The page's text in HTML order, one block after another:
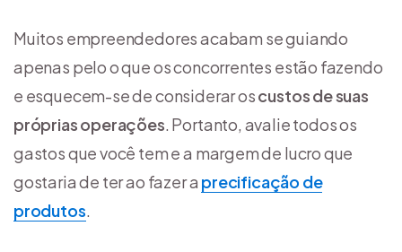
Muitos empreendedores acabam se guiando
apenas pelo o que os concorrentes estão fazendo
e esquecem-se de considerar oscustos de suas
próprias operações. Portanto, avalie todos os
gastos que você tem e a margem de lucro que
gostaria de ter ao fazer a precificação de
produtos.